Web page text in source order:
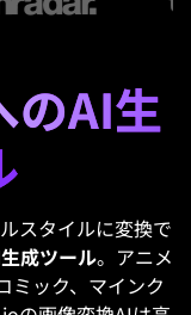
のAI生
スタイルに変換で
成ツール。アニメ
ミック、マインク